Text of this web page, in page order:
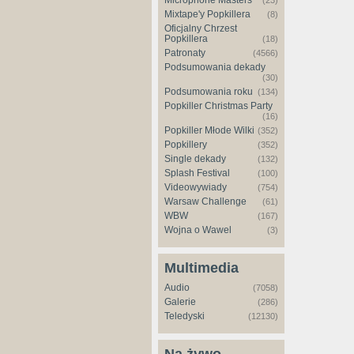
Mixtape'y Popkillera (8)
Oficjalny Chrzest
Popkillera
(18)
Patronaty (4566)
Podsumowania dekady
(30)
Podsumowania roku (134)
Popkiller Christmas Party
(16)
Popkiller Młode Wilki (352)
Popkillery (352)
Single dekady (132)
Splash Festival (100)
Videowywiady (754)
Warsaw Challenge (61)
WBW (167)
Wojna o Wawel (3)
Multimedia
Audio (7058)
Galerie (286)
Teledyski (12130)